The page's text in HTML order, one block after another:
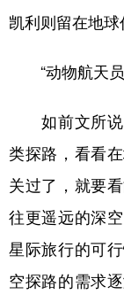
凯利则留在地球
“动物航天员
如前文所说
类探路，看看
关过了，就要
往更遥远的深
星际旅行的可
空探路的需求